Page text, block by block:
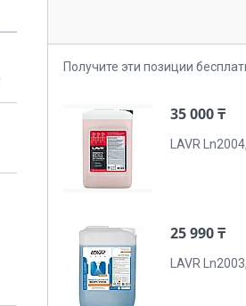
Получите эти позиции
35 000 ₸
LAVR
25 990 ₸
LAVR